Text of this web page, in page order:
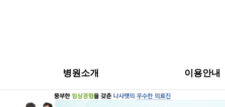
병원소개 이용안내